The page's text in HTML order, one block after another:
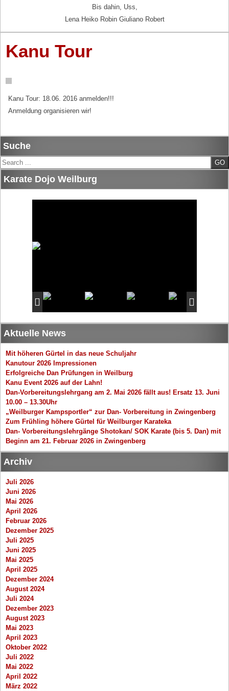
Bis dahin, Uss,
Lena Heiko Robin Giuliano Robert
Kanu Tour
Kanu Tour: 18.06. 2016 anmelden!!!
Anmeldung organisieren wir!
Suche
Search
Karate Dojo Weilburg
Aktuelle News
Mit höheren Gürtel in das neue Schuljahr
Kanutour 2026 Impressionen
Erfolgreiche Dan Prüfungen in Weilburg
Kanu Event 2026 auf der Lahn!
Dan-Vorbereitungslehrgang am 2. Mai 2026 fällt aus! Ersatz 13. Juni
10.00 – 13.30Uhr
„Weilburger Kampsportler“ zur Dan- Vorbereitung in Zwingenberg
Zum Frühling höhere Gürtel für Weilburger Karateka
Dan- Vorbereitungslehrgänge Shotokan/ SOK Karate (bis 5. Dan) mit
Beginn am 21. Februar 2026 in Zwingenberg
Archiv
Juli 2026
Juni 2026
Mai 2026
April 2026
Februar 2026
Dezember 2025
Juli 2025
Juni 2025
Mai 2025
April 2025
Dezember 2024
August 2024
Juli 2024
Dezember 2023
August 2023
Mai 2023
April 2023
Oktober 2022
Juli 2022
Mai 2022
April 2022
März 2022